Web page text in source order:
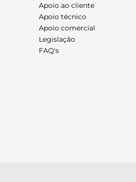
Apoio ao cliente
Apoio técnico
Apoio comercial
Legislação
FAQ's